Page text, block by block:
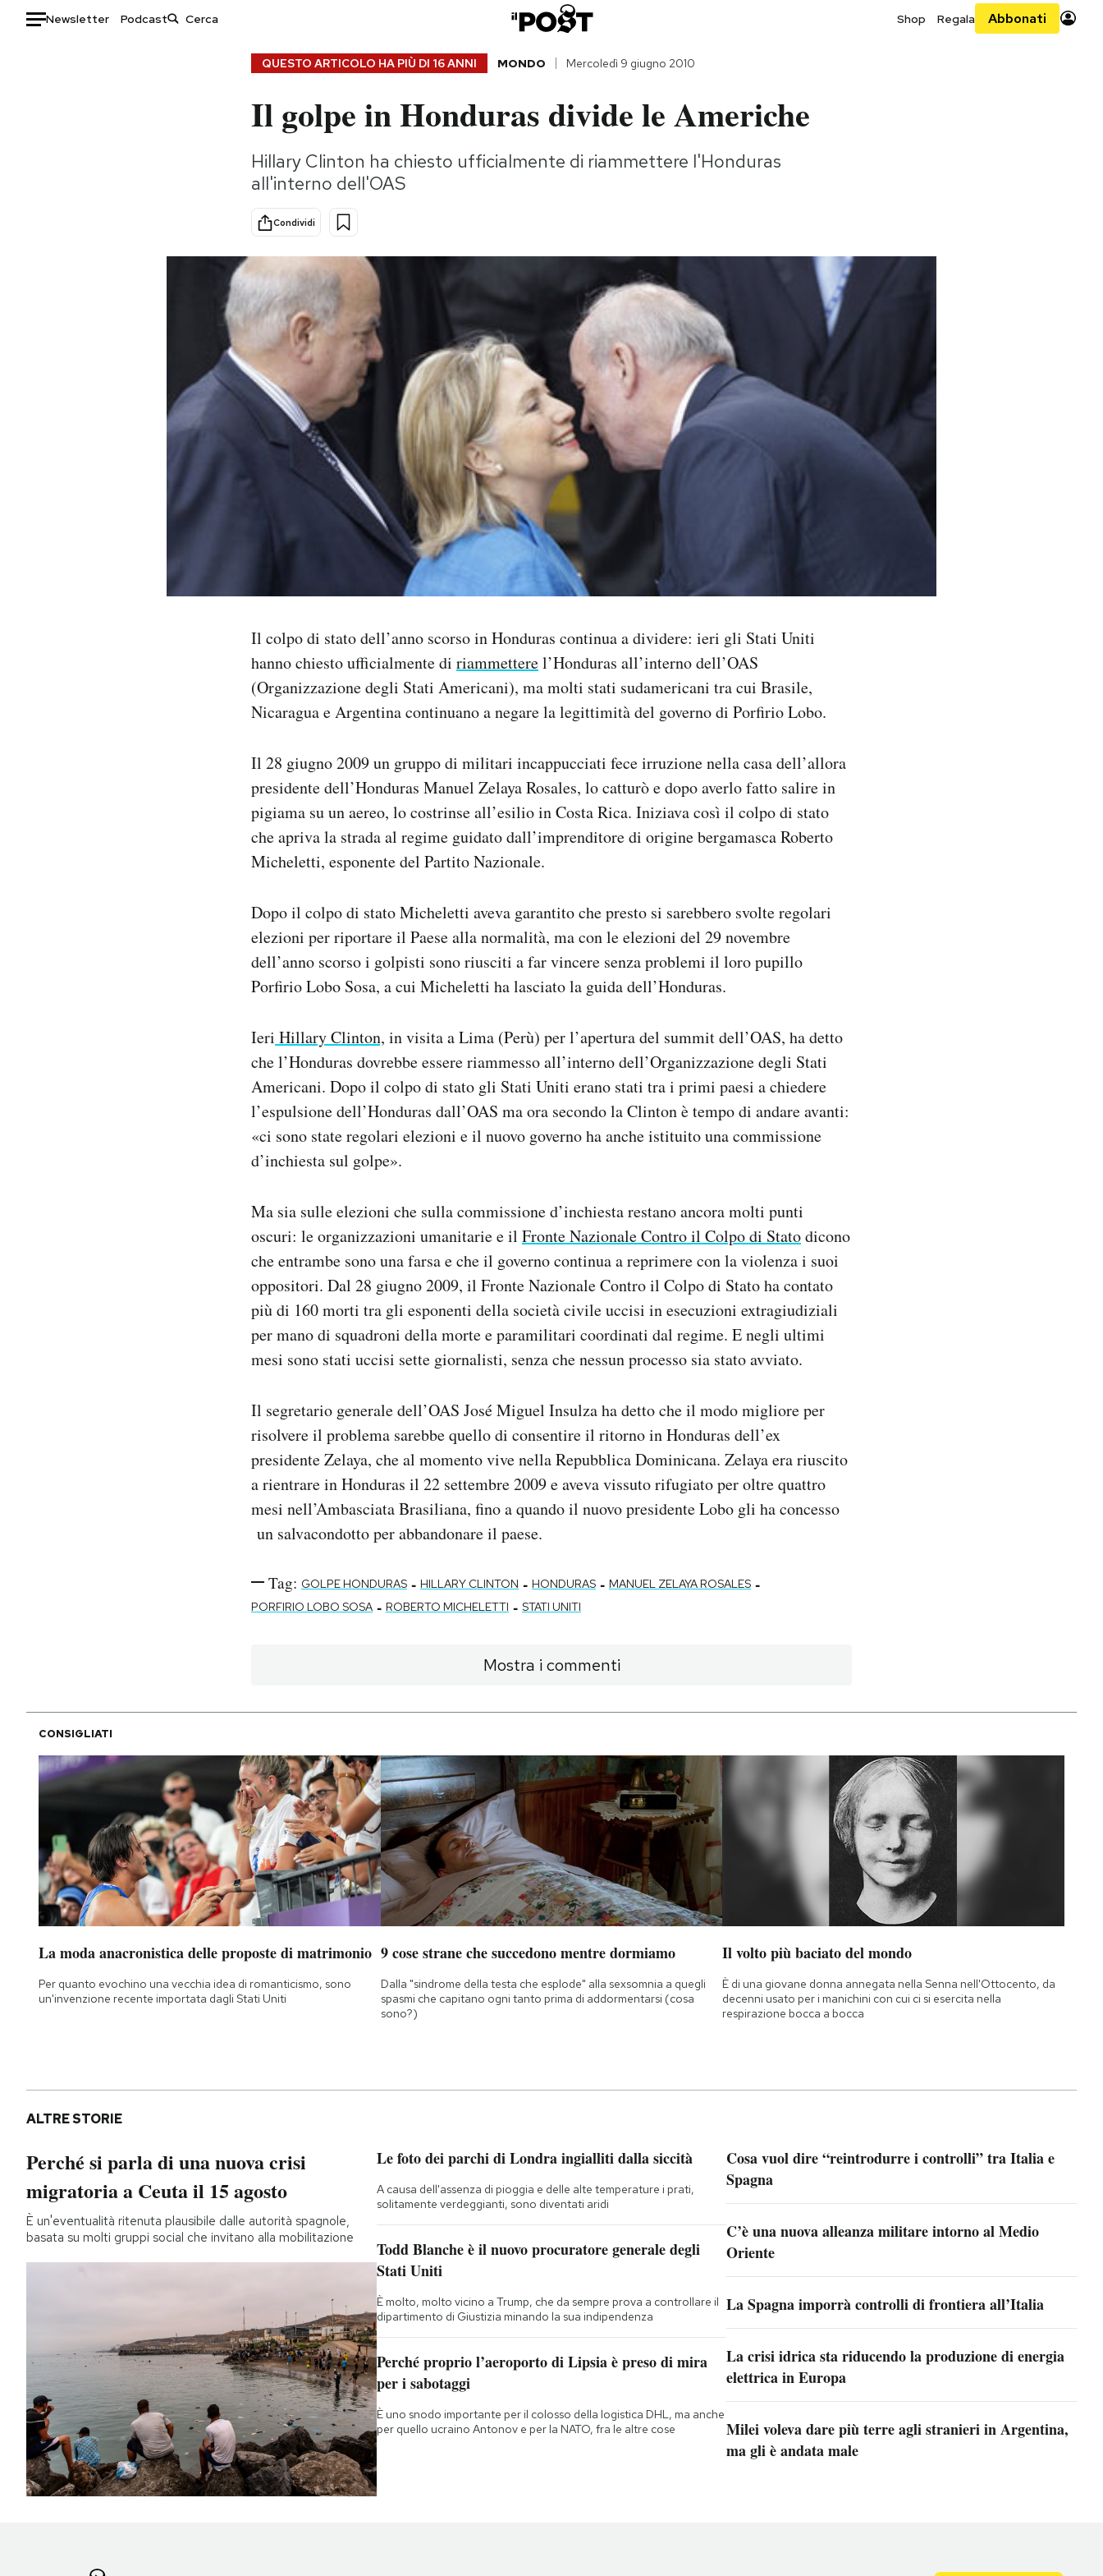
Newsletter Podcast Shop Regala Abbonati
Consumismi
Storie/Idee
Ok Boomer!
Media
Europa
Altrecose
Mondiali calcio 2026
QUESTO ARTICOLO HA PIÙ DI 16 ANNI MONDO Mercoledì 9 giugno 2010
Il golpe in Honduras divide le Americhe
Hillary Clinton ha chiesto ufficialmente di riammettere l'Honduras
all'interno dell'OAS
Condividi
Il colpo di stato dell’anno scorso in Honduras continua a dividere: ieri gli Stati Uniti
hanno chiesto ufficialmente di riammetterel’Honduras all’interno dell’OAS
(Organizzazione degli Stati Americani), ma molti stati sudamericani tra cui Brasile,
Nicaragua e Argentina continuano a negare la legittimità del governo di Porfirio Lobo.
Il 28 giugno 2009 un gruppo di militari incappucciati fece irruzione nella casa dell’allora
presidente dell’Honduras Manuel Zelaya Rosales, lo catturò e dopo averlo fatto salire in
pigiama su un aereo, lo costrinse all’esilio in Costa Rica. Iniziava così il colpo di stato
che apriva la strada al regime guidato dall’imprenditore di origine bergamasca Roberto
Micheletti, esponente del Partito Nazionale.
Dopo il colpo di stato Micheletti aveva garantito che presto si sarebbero svolte regolari
elezioni per riportare il Paese alla normalità, ma con le elezioni del 29 novembre
dell’anno scorso i golpisti sono riusciti a far vincere senza problemi il loro pupillo
Porfirio Lobo Sosa, a cui Micheletti ha lasciato la guida dell’Honduras.
Ieri Hillary Clinton, in visita a Lima (Perù) per l’apertura del summit dell’OAS, ha detto
che l’Honduras dovrebbe essere riammesso all’interno dell’Organizzazione degli Stati
Americani. Dopo il colpo di stato gli Stati Uniti erano stati tra i primi paesi a chiedere
l’espulsione dell’Honduras dall’OAS ma ora secondo la Clinton è tempo di andare avanti:
«ci sono state regolari elezioni e il nuovo governo ha anche istituito una commissione
d’inchiesta sul golpe».
Ma sia sulle elezioni che sulla commissione d’inchiesta restano ancora molti punti
oscuri: le organizzazioni umanitarie e il Fronte Nazionale Contro il Colpo di Statodicono
che entrambe sono una farsa e che il governo continua a reprimere con la violenza i suoi
oppositori. Dal 28 giugno 2009, il Fronte Nazionale Contro il Colpo di Stato ha contato
più di 160 morti tra gli esponenti della società civile uccisi in esecuzioni extragiudiziali
per mano di squadroni della morte e paramilitari coordinati dal regime. E negli ultimi
mesi sono stati uccisi sette giornalisti, senza che nessun processo sia stato avviato.
Il segretario generale dell’OAS José Miguel Insulza ha detto che il modo migliore per
risolvere il problema sarebbe quello di consentire il ritorno in Honduras dell’ex
presidente Zelaya, che al momento vive nella Repubblica Dominicana. Zelaya era riuscito
a rientrare in Honduras il 22 settembre 2009 e aveva vissuto rifugiato per oltre quattro
mesi nell’Ambasciata Brasiliana, fino a quando il nuovo presidente Lobo gli ha concesso
un salvacondotto per abbandonare il paese.
Tag: GOLPE HONDURAS - HILLARY CLINTON - HONDURAS - MANUEL ZELAYA ROSALES -
PORFIRIO LOBO SOSA - ROBERTO MICHELETTI - STATI UNITI
Mostra i commenti
CONSIGLIATI
La moda anacronistica delle proposte di matrimonio
Per quanto evochino una vecchia idea di romanticismo, sono
un'invenzione recente importata dagli Stati Uniti
9 cose strane che succedono mentre dormiamo
Dalla "sindrome della testa che esplode" alla sexsomnia a quegli
spasmi che capitano ogni tanto prima di addormentarsi (cosa
sono?)
Il volto più baciato del mondo
È di una giovane donna annegata nella Senna nell'Ottocento, da
decenni usato per i manichini con cui ci si esercita nella
respirazione bocca a bocca
ALTRE STORIE
Perché si parla di una nuova crisi
migratoria a Ceuta il 15 agosto
È un'eventualità ritenuta plausibile dalle autorità spagnole,
basata su molti gruppi social che invitano alla mobilitazione
Le foto dei parchi di Londra ingialliti dalla siccità
A causa dell'assenza di pioggia e delle alte temperature i prati,
solitamente verdeggianti, sono diventati aridi
Todd Blanche è il nuovo procuratore generale degli
Stati Uniti
È molto, molto vicino a Trump, che da sempre prova a controllare il
dipartimento di Giustizia minando la sua indipendenza
Perché proprio l’aeroporto di Lipsia è preso di mira
per i sabotaggi
È uno snodo importante per il colosso della logistica DHL, ma anche
per quello ucraino Antonov e per la NATO, fra le altre cose
Cosa vuol dire “reintrodurre i controlli” tra Italia e
Spagna
C’è una nuova alleanza militare intorno al Medio
Oriente
La Spagna imporrà controlli di frontiera all’Italia
La crisi idrica sta riducendo la produzione di energia
elettrica in Europa
Milei voleva dare più terre agli stranieri in Argentina,
ma gli è andata male